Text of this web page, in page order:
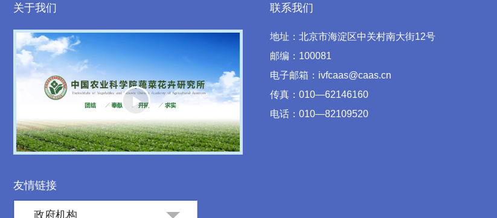
关于我们
Play
Video
联系我们
地址：北京市海淀区中关村南大街12号
邮编：100081
电子邮箱：ivfcaas@caas.cn
传真：010—62146160
电话：010—82109520
友情链接
政府机构